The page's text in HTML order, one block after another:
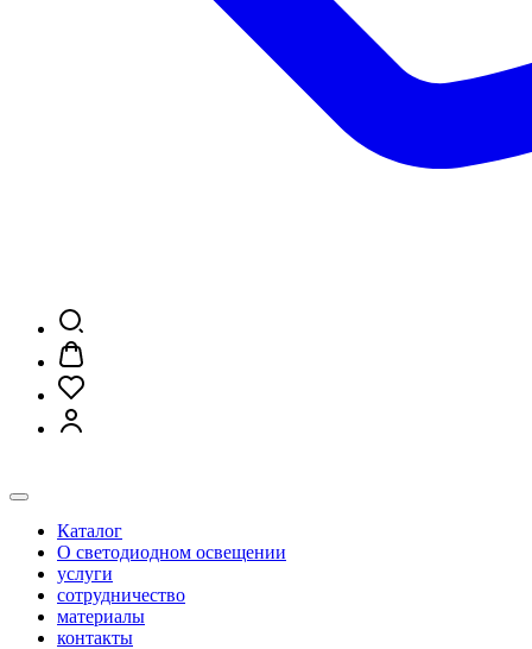
Каталог
О светодиодном освещении
услуги
сотрудничество
материалы
контакты